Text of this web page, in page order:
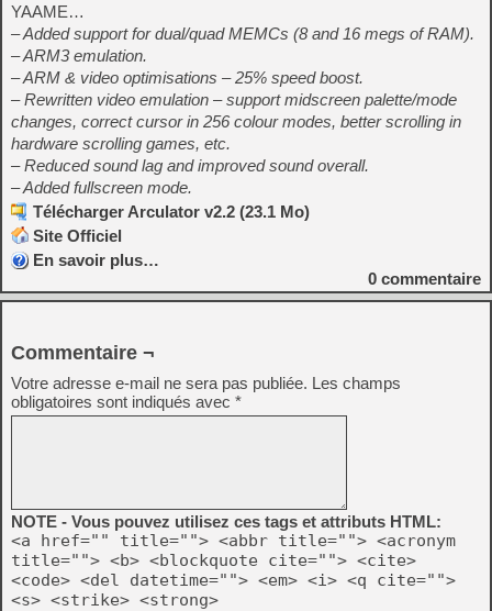
YAAME…
– Added support for dual/quad MEMCs (8 and 16 megs of RAM).
– ARM3 emulation.
– ARM & video optimisations – 25% speed boost.
– Rewritten video emulation – support midscreen palette/mode
changes, correct cursor in 256 colour modes, better scrolling in
hardware scrolling games, etc.
– Reduced sound lag and improved sound overall.
– Added fullscreen mode.
Télécharger Arculator v2.2 (23.1 Mo)
Site Officiel
En savoir plus…
0 commentaire
Commentaire ¬
Votre adresse e-mail ne sera pas publiée. Les champs
obligatoires sont indiqués avec *
NOTE - Vous pouvez utilisez ces tags et attributs HTML:
<a href="" title=""> <abbr title=""> <acronym
title=""> <b> <blockquote cite=""> <cite>
<code> <del datetime=""> <em> <i> <q cite="">
<s> <strike> <strong>